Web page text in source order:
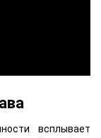
всплывает